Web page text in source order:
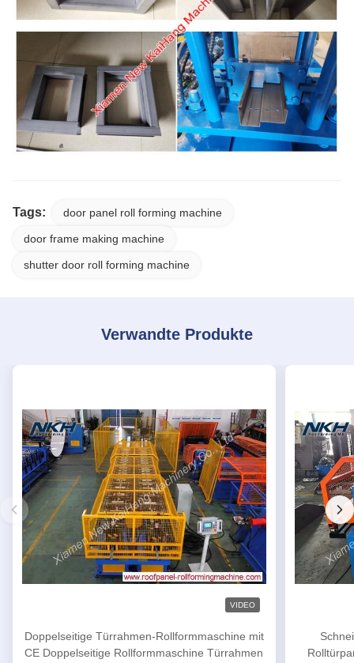
Tags: door panel roll forming machine
door frame making machine
shutter door roll forming machine
Verwandte Produkte
VIDEO
Doppelseitige Türrahmen-Rollformmaschine mit
CE Doppelseitige Rollformmaschine Türrahmen